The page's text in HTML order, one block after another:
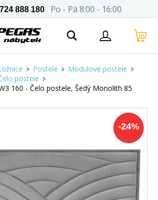
888 180 Po - Pá 8:00 - 16:00
Postele
Modulové postele
postele
160 - Čelo postele, Šedý Monolith 85
-24%